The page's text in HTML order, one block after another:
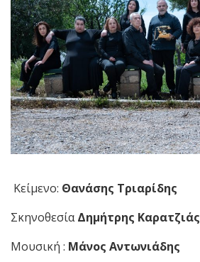
Κείμενο: Θανάσης Τριαρίδης
ΣκηνοθεσίαΔημήτρης Καρατζιάς
Μουσική : Μάνος Αντωνιάδης